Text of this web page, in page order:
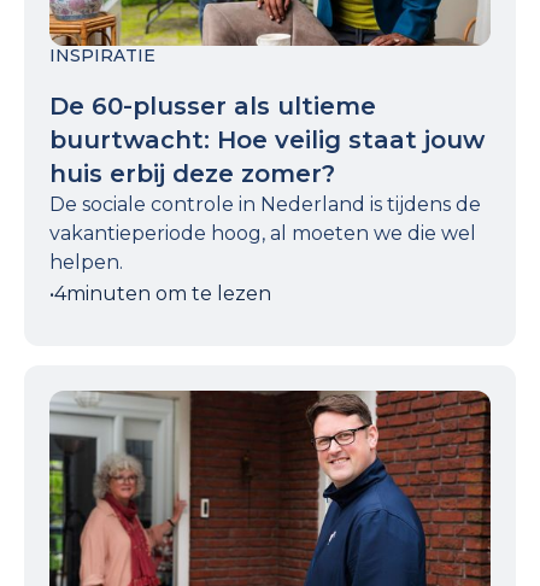
INSPIRATIE
De 60-plusser als ultieme
buurtwacht: Hoe veilig staat jouw
huis erbij deze zomer?
De sociale controle in Nederland is tijdens de
vakantieperiode hoog, al moeten we die wel
helpen.
•4minuten om te lezen